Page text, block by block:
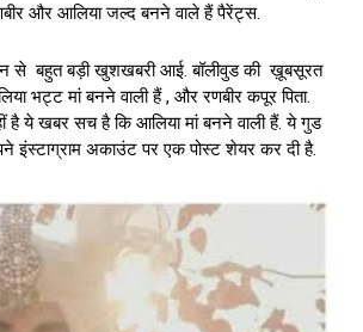
और आलिया जल्द बनने वाले हैं पैरेंट्स.
से बहुत बड़ी खुशखबरी आई. बॉलीवुड की ख़ूबसूरत
भट्ट मां बनने वाली हैं , और रणबीर कपूर पिता.
है ये खबर सच है कि आलिया मां बनने वाली हैं. ये गुड
अकाउंट पर एक पोस्ट शेयर कर दी है.